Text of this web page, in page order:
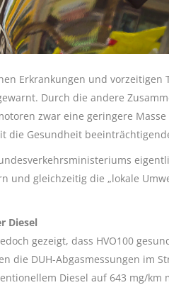
Erkrankungen und vorzeitigen
Durch die andere
zwar eine geringere
die Gesundheit
und gleichzeitig die „lokale
Diesel
gezeigt, dass HVO100
die DUH-Abgasmessungen im
Diesel auf 643 mg/km